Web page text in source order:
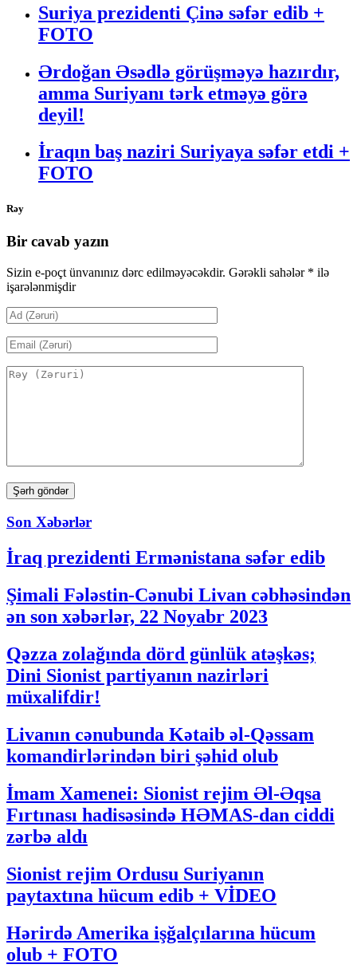
Suriya prezidenti Çinə səfər edib +
FOTO
Ərdoğan Əsədlə görüşməyə hazırdır,
amma Suriyanı tərk etməyə görə
deyil!
İraqın baş naziri Suriyaya səfər etdi +
FOTO
Rəy
Bir cavab yazın
Sizin e-poçt ünvanınız dərc edilməyəcəkdir. Gərəkli sahələr * ilə
işarələnmişdir
Son Xəbərlər
İraq prezidenti Ermənistana səfər edib
Şimali Fələstin-Cənubi Livan cəbhəsindən
ən son xəbərlər, 22 Noyabr 2023
Qəzza zolağında dörd günlük atəşkəs;
Dini Sionist partiyanın nazirləri
müxalifdir!
Livanın cənubunda Kətaib əl-Qəssam
komandirlərindən biri şəhid olub
İmam Xamenei: Sionist rejim Əl-Əqsa
Fırtınası hadisəsində HƏMAS-dan ciddi
zərbə aldı
Sionist rejim Ordusu Suriyanın
paytaxtına hücum edib + VİDEO
Hərirdə Amerika işğalçılarına hücum
olub + FOTO